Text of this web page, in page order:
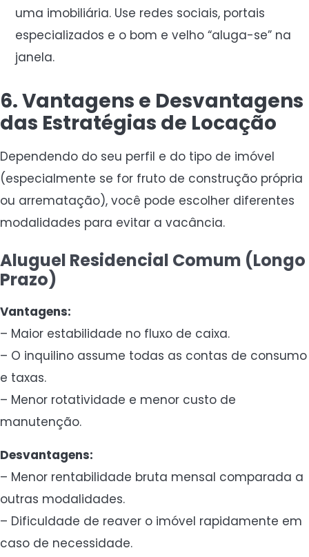
uma imobiliária. Use redes sociais, portais
especializados e o bom e velho “aluga-se” na
janela.
6. Vantagens e Desvantagens
das Estratégias de Locação
Dependendo do seu perfil e do tipo de imóvel
(especialmente se for fruto de construção própria
ou arrematação), você pode escolher diferentes
modalidades para evitar a vacância.
Aluguel Residencial Comum (Longo
Prazo)
Vantagens:
– Maior estabilidade no fluxo de caixa.
– O inquilino assume todas as contas de consumo
e taxas.
– Menor rotatividade e menor custo de
manutenção.
Desvantagens:
– Menor rentabilidade bruta mensal comparada a
outras modalidades.
– Dificuldade de reaver o imóvel rapidamente em
caso de necessidade.